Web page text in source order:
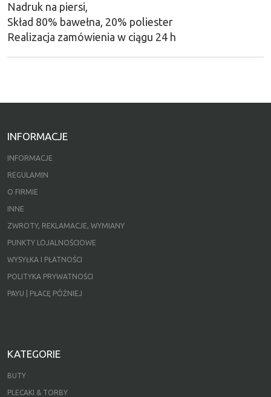
Nadruk na piersi,
Skład 80% bawełna, 20% poliester
Realizacja zamówienia w ciągu 24 h
INFORMACJE
INFORMACJE
REGULAMIN
O FIRMIE
INNE
ZWROTY, REKLAMACJE, WYMIANY
PUNKTY LOJALNOŚCIOWE
WYSYŁKA I PŁATNOŚCI
POLITYKA PRYWATNOŚCI
PAYU | PŁACĘ PÓŹNIEJ
KATEGORIE
BUTY
PLECAKI & TORBY